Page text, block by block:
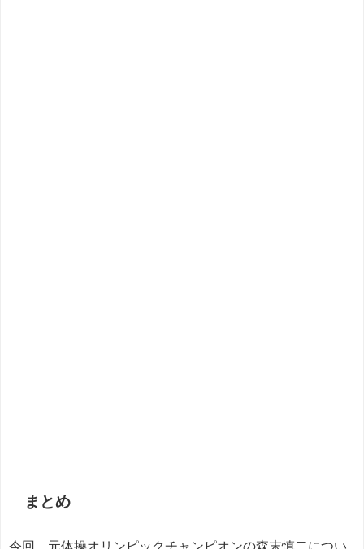
まとめ
今回、元体操オリンピックチャンピオンの森末慎二につい